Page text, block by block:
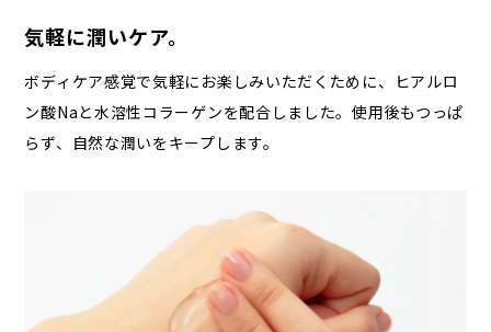
気軽に潤いケア。
ボディケア感覚で気軽にお楽しみいただくために、ヒアルロ
ン酸Naと水溶性コラーゲンを配合しました。使用後もつっぱ
らず、自然な潤いをキープします。